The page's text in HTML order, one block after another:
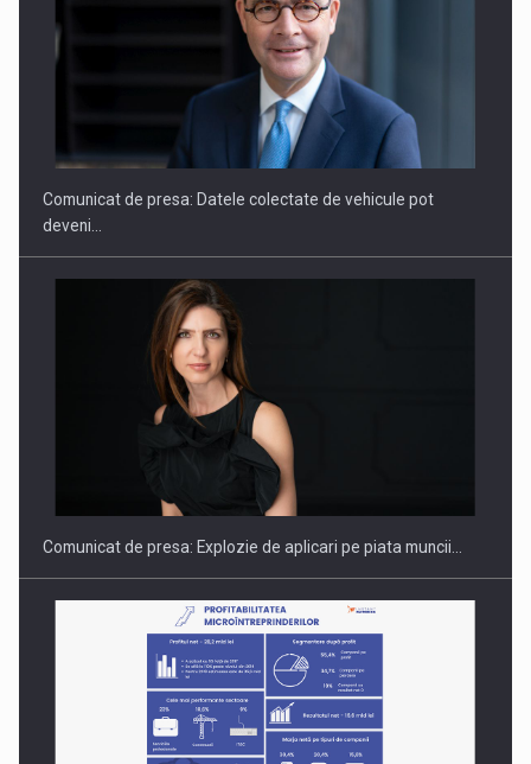
ROOTED IN ROMANIA, BUILT TO DELIVER TECHNOLOGY FOR
PUTTING ROMANIAN CORPORATE COMPANIES ON THE
INTERNATIONAL BUSINESS SCENE
Comunicat de presa: Datele colectate de vehicule pot
deveni…
Comunicat de presa: Explozie de aplicari pe piata muncii…